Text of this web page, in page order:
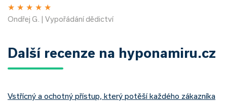
★ ★ ★ ★ ★
Ondřej G. | Vypořádání dědictví
Další recenze na hyponamiru.cz
Vstřícný a ochotný přístup, který potěší každého zákazníka